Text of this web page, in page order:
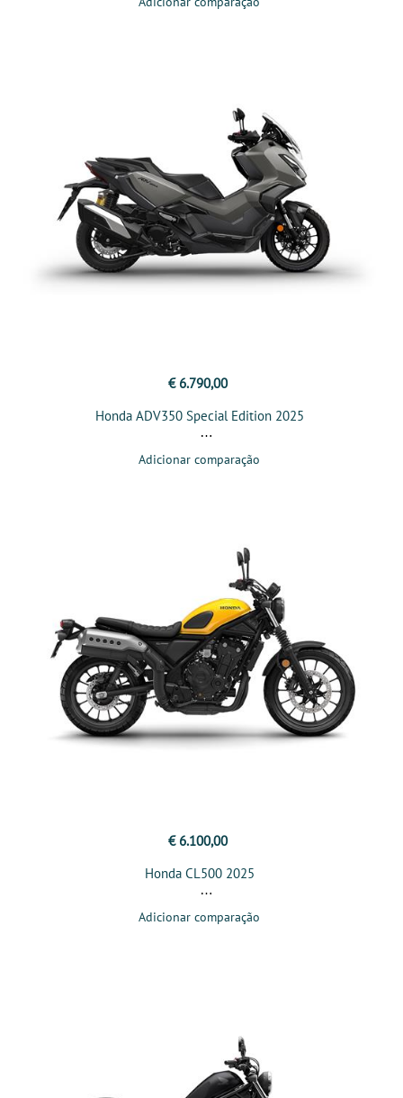
€ 6.790,00
Honda ADV350 Special Edition 2025
Adicionar comparação
€ 6.100,00
Honda CL500 2025
Adicionar comparação